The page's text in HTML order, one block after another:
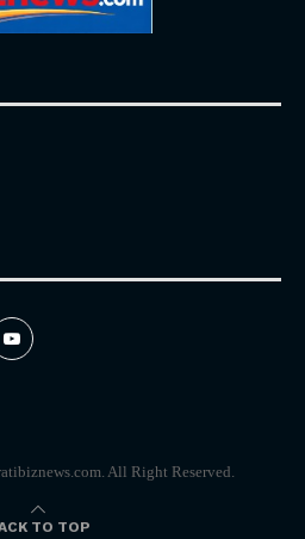
All Right Reserved.
TO TOP